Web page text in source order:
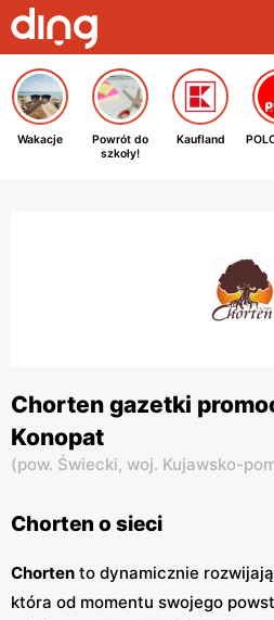
Wakacje
Powrót do
szkoły!
Kaufland
Chorten gazetki
Konopat
(pow. Świecki, woj. Kujawsko-
Chorten o sieci
Chorten to dynamicznie
która od momentu swojego